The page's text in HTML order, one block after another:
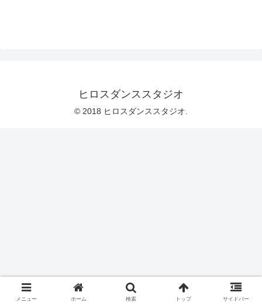
ヒロスダンススタジオ
© 2018 ヒロスダンススタジオ.
メニュー ホーム 検索 トップ サイドバー